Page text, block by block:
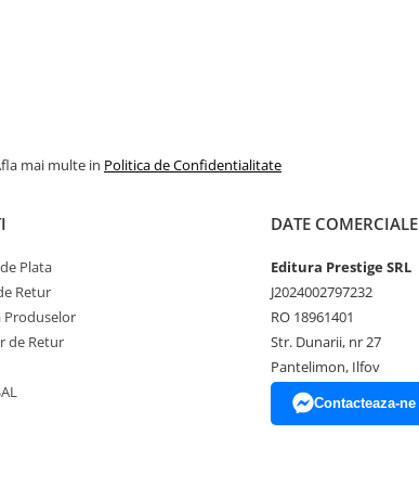
mai multe in Politica de Confidentialitate
Plata
Retur
Produselor
de Retur
DATE COMERCIALE
Editura Prestige SRL
J2024002797232
RO 18961401
Str. Dunarii, nr 27
Pantelimon, Ilfov
Contacteaza-ne